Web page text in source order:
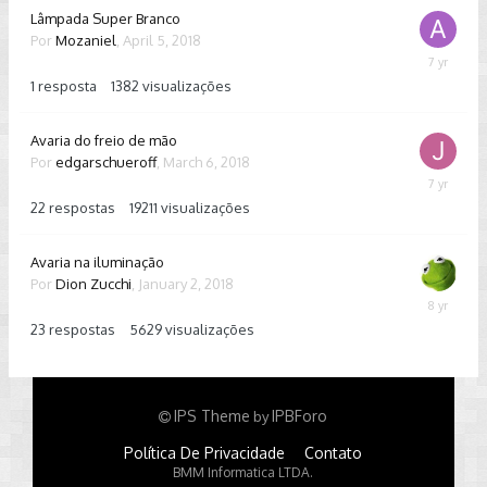
Lâmpada Super Branco
Por Mozaniel April 5, 2018
1 resposta 1382 visualizações
Avaria do freio de mão
Por edgarschueroff, March 6, 2018
22 respostas 19211 visualizações
January
Avaria na iluminação
Por Dion Zucchi January 2, 2018
23 respostas 5629visualizações
January
IPS Theme byIPBForo
Política De Privacidade Contato
BMM Informatica LTDA.